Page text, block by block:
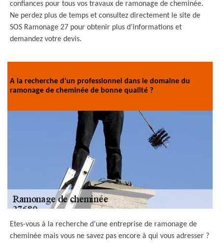
confiances pour tous vos travaux de ramonage de cheminée.
Ne perdez plus de temps et consultez directement le site de
SOS Ramonage 27 pour obtenir plus d’informations et
demandez votre devis.
A la recherche d’un professionnel dans le domaine du
ramonage de cheminée de bonne qualité ?
Etes-vous à la recherche d’une entreprise de ramonage de
cheminée mais vous ne savez pas encore à qui vous adresser ?